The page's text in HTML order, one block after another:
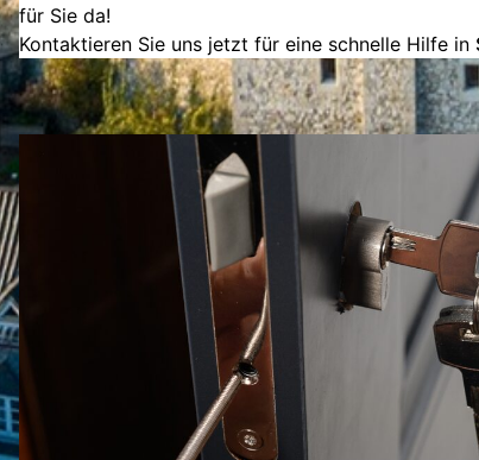
für Sie da!
Kontaktieren Sie uns jetzt für eine schnelle Hilfe in